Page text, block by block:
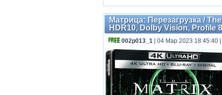
Матрица: Перезагрузка /
HDR10, Dolby Vision, Profile
002p013_1 | 04 Мар 2023 18:45:40